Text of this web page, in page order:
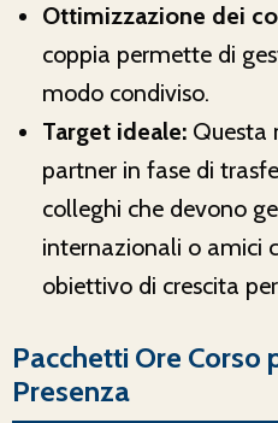
Ottimizzazione dei
coppia permette di
modo condiviso.
Target ideale: Questa
partner in fase di
colleghi che devono
internazionali o amici
obiettivo di crescita
Pacchetti Ore Corso
Presenza